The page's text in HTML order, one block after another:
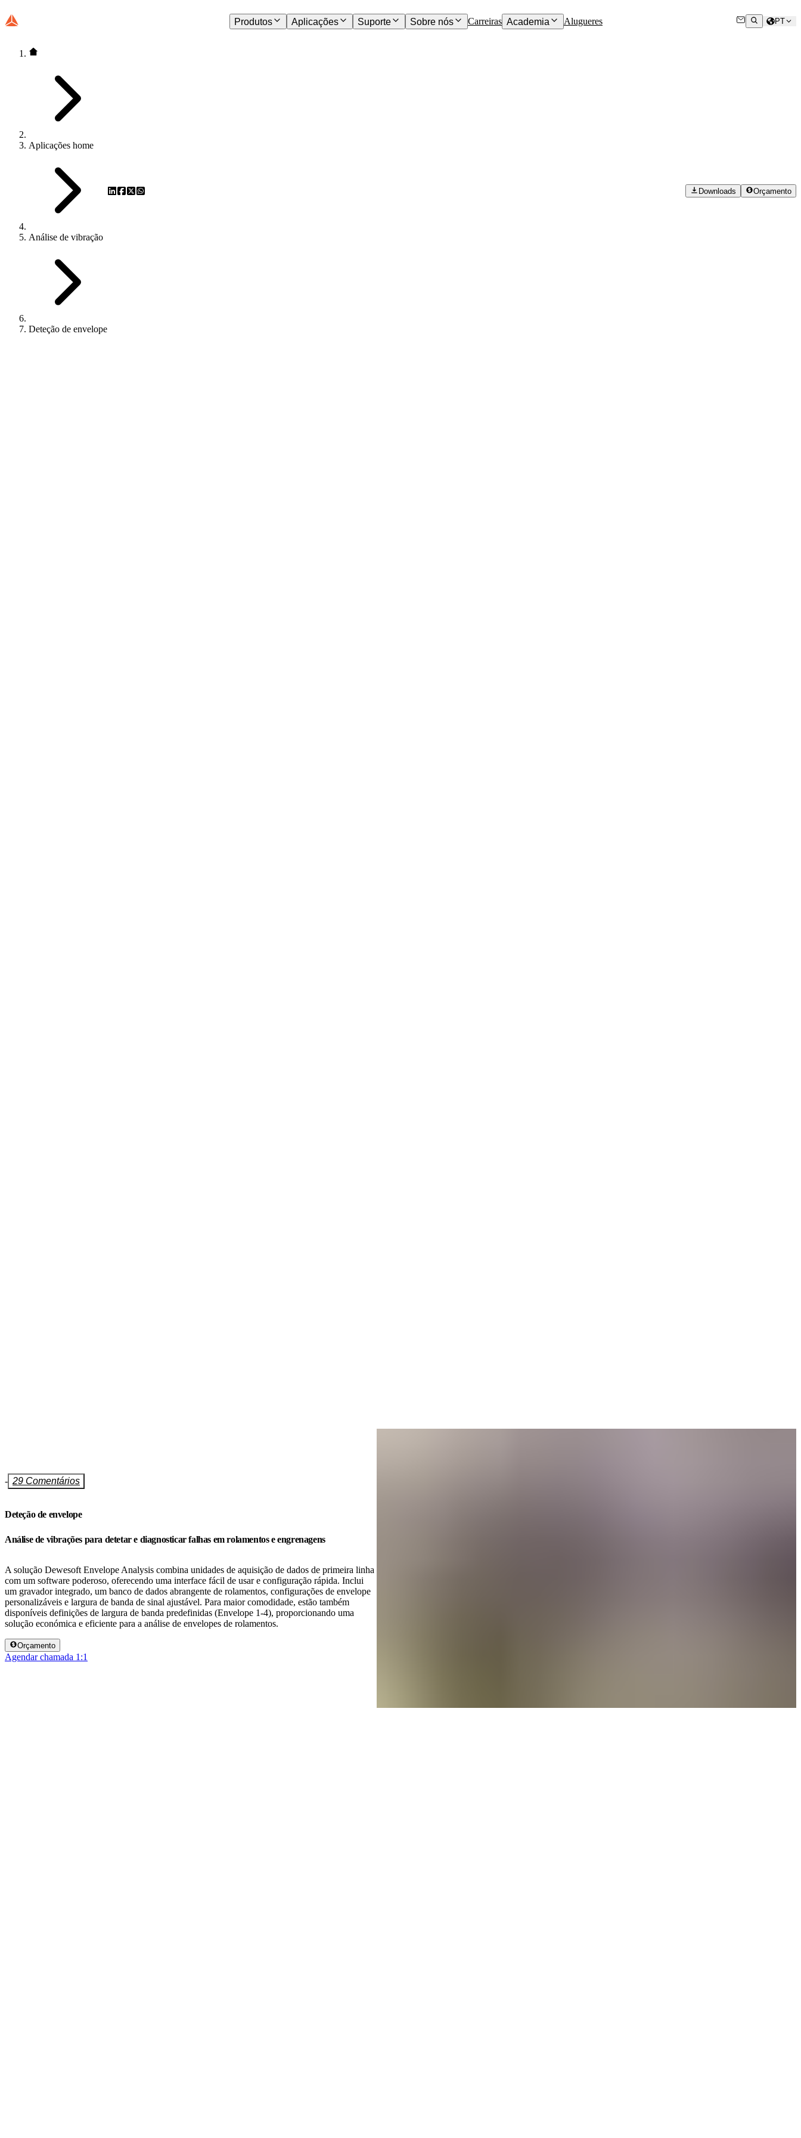
Produtos Aplicações Suporte Sobre nós Carreiras Academia Alugueres PT
Aplicações home
Análise de vibração
Deteção de envelope
Downloads Orçamento
- 29 Comentários
Deteção de envelope
Análise de vibrações para detetar e diagnosticar falhas em rolamentos e engrenagens
A solução Dewesoft Envelope Analysis combina unidades de aquisição de dados de primeira linha
com um software poderoso, oferecendo uma interface fácil de usar e configuração rápida. Inclui
um gravador integrado, um banco de dados abrangente de rolamentos, configurações de envelope
personalizáveis e largura de banda de sinal ajustável. Para maior comodidade, estão também
disponíveis definições de largura de banda predefinidas (Envelope 1-4), proporcionando uma
solução económica e eficiente para a análise de envelopes de rolamentos.
Orçamento
Agendar chamada 1:1